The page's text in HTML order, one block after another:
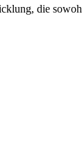
die